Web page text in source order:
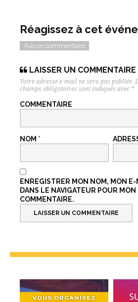
Réagissez à cet
Aucun commentaire
LAISSER UN COMMENTAIRE
Votre adresse e-mail ne sera pas publiée.
champs obligatoires sont indiqués avec *
COMMENTAIRE
NOM *
ENREGISTRER MON NOM, MON
DANS LE NAVIGATEUR POUR MON
COMMENTAIRE.